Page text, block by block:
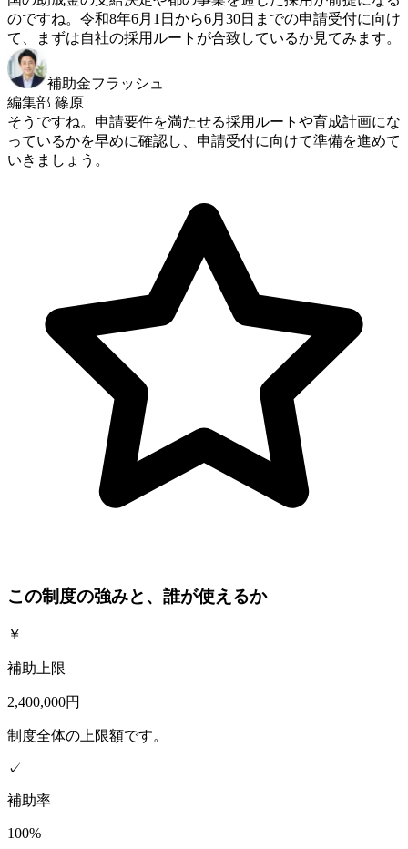
のですね。令和8年6月1日から6月30日までの申請受付に向け
て、まずは自社の採用ルートが合致しているか見てみます。
補助金フラッシュ
編集部 篠原
そうですね。申請要件を満たせる採用ルートや育成計画にな
っているかを早めに確認し、申請受付に向けて準備を進めて
いきましょう。
この制度の強みと、誰が使えるか
￥
補助上限
2,400,000円
制度全体の上限額です。
✓
補助率
100%